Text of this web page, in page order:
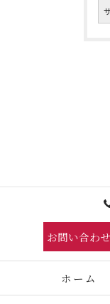
お問い合わ
ホーム